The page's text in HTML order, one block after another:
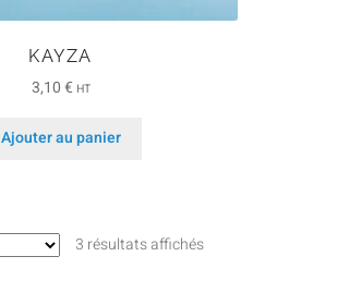
KAYZA
3,10€ HT
Ajouter au panier
3 résultats affichés